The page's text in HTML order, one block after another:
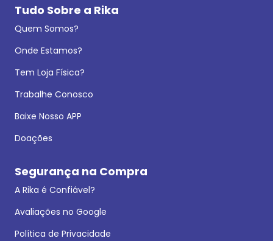
Tudo Sobre a Rika
Quem Somos?
Onde Estamos?
Tem Loja Física?
Trabalhe Conosco
Baixe Nosso APP
Doações
Segurança na Compra
A Rika é Confiável?
Avaliações no Google
Política de Privacidade